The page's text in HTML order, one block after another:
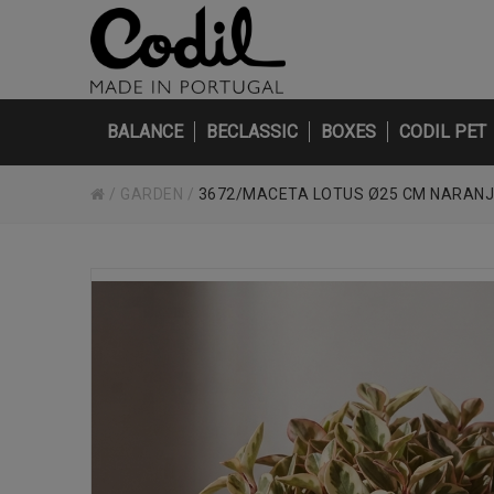
BALANCE BECLASSIC BOXES CODIL PET
/ GARDEN / 3672/MACETA LOTUS Ø25 CM